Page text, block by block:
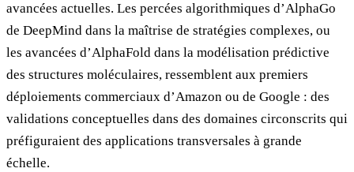
avancées actuelles. Les percées algorithmiques d’AlphaGo
de DeepMind dans la maîtrise de stratégies complexes, ou
les avancées d’AlphaFold dans la modélisation prédictive
des structures moléculaires, ressemblent aux premiers
déploiements commerciaux d’Amazon ou de Google : des
validations conceptuelles dans des domaines circonscrits qui
préfiguraient des applications transversales à grande
échelle.